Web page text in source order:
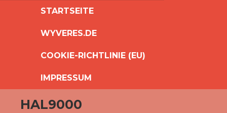
SPRINGEN
STARTSEITE
WYVERES.DE
COOKIE-RICHTLINIE (EU)
IMPRESSUM
HAL9000